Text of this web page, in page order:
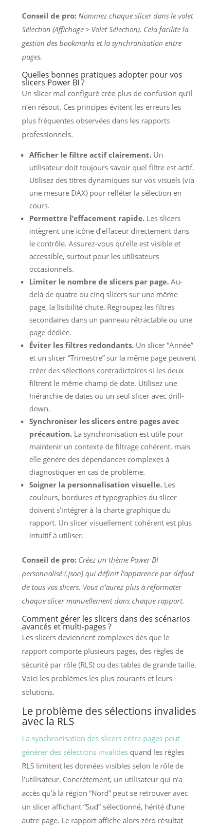
Conseil de pro: Nommez chaque slicer dans le volet
Sélection (Affichage > Volet Sélection). Cela facilite la
gestion des bookmarks et la synchronisation entre
pages.
Quelles bonnes pratiques adopter pour vos
slicers Power BI ?
Un slicer mal configuré crée plus de confusion qu’il
n’en résout. Ces principes évitent les erreurs les
plus fréquentes observées dans les rapports
professionnels.
Afficher le filtre actif clairement.Un
utilisateur doit toujours savoir quel filtre est actif.
Utilisez des titres dynamiques sur vos visuels (via
une mesure DAX) pour refléter la sélection en
cours.
Permettre l’effacement rapide.Les slicers
intègrent une icône d’effaceur directement dans
le contrôle. Assurez-vous qu’elle est visible et
accessible, surtout pour les utilisateurs
occasionnels.
Limiter le nombre de slicers par page.Au-
delà de quatre ou cinq slicers sur une même
page, la lisibilité chute. Regroupez les filtres
secondaires dans un panneau rétractable ou une
page dédiée.
Éviter les filtres redondants.Un slicer “Année”
et un slicer “Trimestre” sur la même page peuvent
créer des sélections contradictoires si les deux
filtrent le même champ de date. Utilisez une
hiérarchie de dates ou un seul slicer avec drill-
down.
Synchroniser les slicers entre pages avec
précaution.La synchronisation est utile pour
maintenir un contexte de filtrage cohérent, mais
elle génère des dépendances complexes à
diagnostiquer en cas de problème.
Soigner la personnalisation visuelle.Les
couleurs, bordures et typographies du slicer
doivent s’intégrer à la charte graphique du
rapport. Un slicer visuellement cohérent est plus
intuitif à utiliser.
Conseil de pro: Créez un thème Power BI
personnalisé (.json) qui définit l’apparence par défaut
de tous vos slicers. Vous n’aurez plus à reformater
chaque slicer manuellement dans chaque rapport.
Comment gérer les slicers dans des scénarios
avancés et multi-pages ?
Les slicers deviennent complexes dès que le
rapport comporte plusieurs pages, des règles de
sécurité par rôle (RLS) ou des tables de grande taille.
Voici les problèmes les plus courants et leurs
solutions.
Le problème des sélections invalides
avec la RLS
La synchronisation des slicers entre pages peut
générer des sélections invalidesquand les règles
RLS limitent les données visibles selon le rôle de
l’utilisateur. Concrètement, un utilisateur qui n’a
accès qu’à la région “Nord” peut se retrouver avec
un slicer affichant “Sud” sélectionné, hérité d’une
autre page. Le rapport affiche alors zéro résultat